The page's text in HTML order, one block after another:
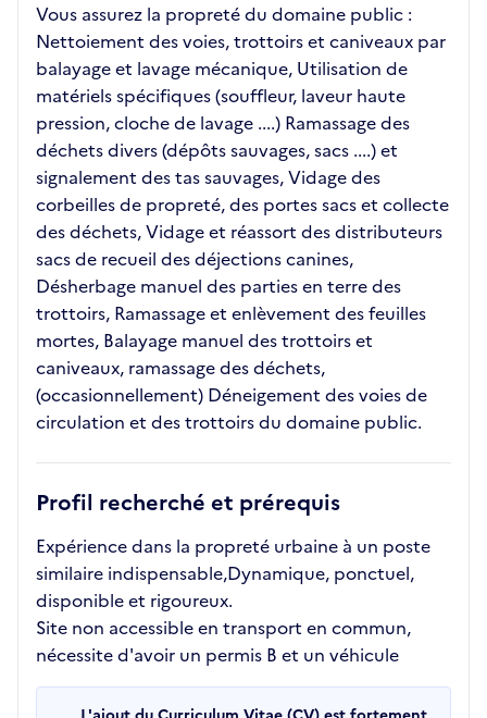
Vous assurez la propreté du domaine public :
Nettoiement des voies, trottoirs et caniveaux par
balayage et lavage mécanique, Utilisation de
matériels spécifiques (souffleur, laveur haute
pression, cloche de lavage ....) Ramassage des
déchets divers (dépôts sauvages, sacs ....) et
signalement des tas sauvages, Vidage des
corbeilles de propreté, des portes sacs et collecte
des déchets, Vidage et réassort des distributeurs
sacs de recueil des déjections canines,
Désherbage manuel des parties en terre des
trottoirs, Ramassage et enlèvement des feuilles
mortes, Balayage manuel des trottoirs et
caniveaux, ramassage des déchets,
(occasionnellement) Déneigement des voies de
circulation et des trottoirs du domaine public.
Profil recherché et prérequis
Expérience dans la propreté urbaine à un poste
similaire indispensable,Dynamique, ponctuel,
disponible et rigoureux.
Site non accessible en transport en commun,
nécessite d'avoir un permis B et un véhicule